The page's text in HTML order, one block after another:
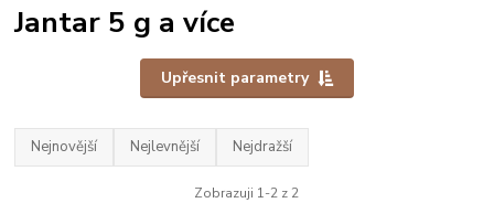
Jantar 5 g a více
Upřesnit parametry
Nejnovější Nejlevnější Nejdražší
Zobrazuji 1-2 z 2